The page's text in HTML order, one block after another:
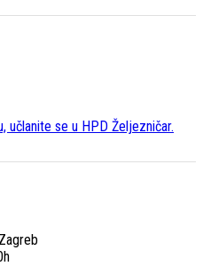
učlanite se u HPD Željezničar.